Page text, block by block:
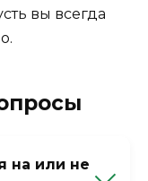
вы всегда
на или не